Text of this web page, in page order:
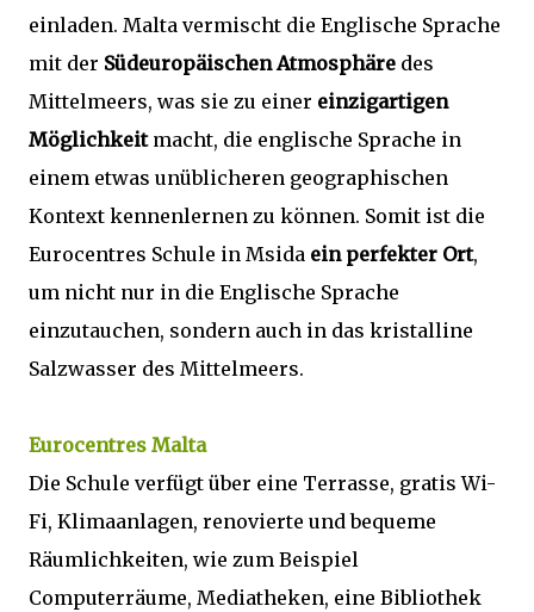
einladen. Malta vermischt die Englische Sprache
mit der Südeuropäischen Atmosphäre des
Mittelmeers, was sie zu einer einzigartigen
Möglichkeitmacht, die englische Sprache in
einem etwas unüblicheren geographischen
Kontext kennenlernen zu können. Somit ist die
Eurocentres Schule in Msida ein perfekter Ort,
um nicht nur in die Englische Sprache
einzutauchen, sondern auch in das kristalline
Salzwasser des Mittelmeers.
Eurocentres Malta
Die Schule verfügt über eine Terrasse, gratis Wi-
Fi, Klimaanlagen, renovierte und bequeme
Räumlichkeiten, wie zum Beispiel
Computerräume, Mediatheken, eine Bibliothek